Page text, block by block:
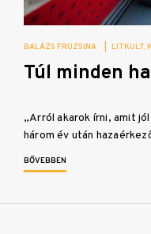
BALÁZS FRUZSINA LITKULT
Túl minden
„Arról akarok írni, amit
három év után
BŐVEBBEN